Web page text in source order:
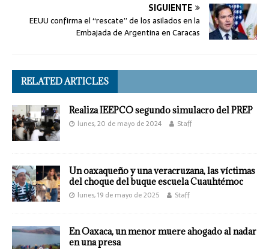
SIGUIENTE
EEUU confirma el “rescate” de los asilados en la
Embajada de Argentina en Caracas
RELATED ARTICLES
Realiza IEEPCO segundo simulacro del PREP
lunes, 20 de mayo de 2024 Staff
Un oaxaqueño y una veracruzana, las víctimas
del choque del buque escuela Cuauhtémoc
lunes, 19 de mayo de 2025 Staff
En Oaxaca, un menor muere ahogado al nadar
en una presa